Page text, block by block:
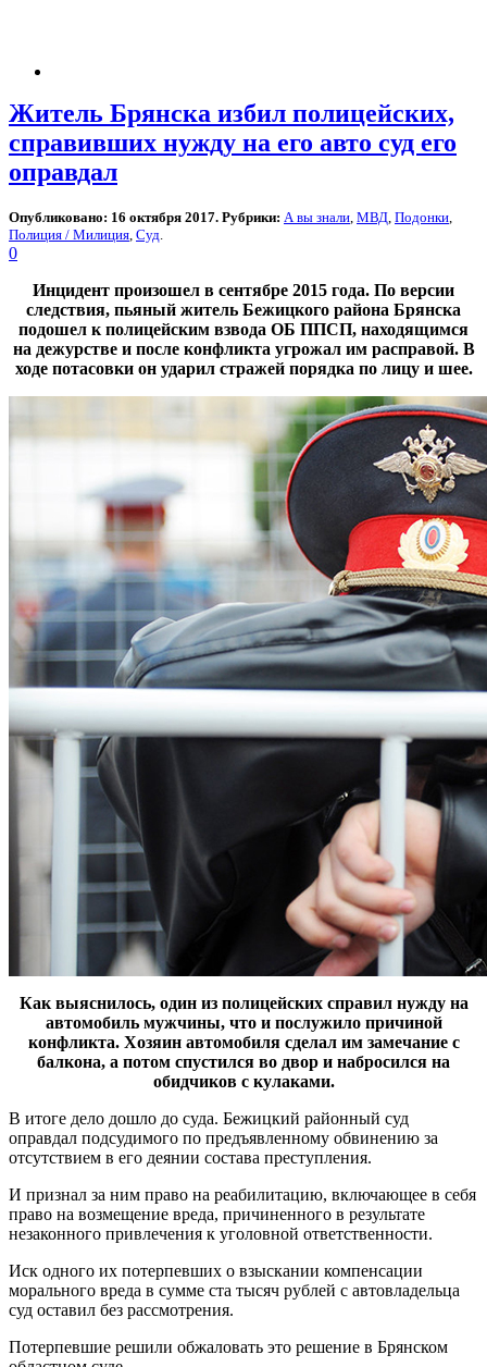
Житель Брянска избил полицейских,
справивших нужду на его авто суд его
оправдал
Опубликовано: 16 октября 2017. Рубрики: А вы знали МВД Подонки
Полиция / Милиция Суд
0
Инцидент произошел в сентябре 2015 года. По версии
следствия, пьяный житель Бежицкого района Брянска
подошел к полицейским взвода ОБ ППСП, находящимся
на дежурстве и после конфликта угрожал им расправой. В
ходе потасовки он ударил стражей порядка по лицу и шее.
Как выяснилось, один из полицейских справил нужду на
автомобиль мужчины, что и послужило причиной
конфликта. Хозяин автомобиля сделал им замечание с
балкона, а потом спустился во двор и набросился на
обидчиков с кулаками.
В итоге дело дошло до суда. Бежицкий районный суд
оправдал подсудимого по предъявленному обвинению за
отсутствием в его деянии состава преступления.
И признал за ним право на реабилитацию, включающее в себя
право на возмещение вреда, причиненного в результате
незаконного привлечения к уголовной ответственности.
Иск одного их потерпевших о взыскании компенсации
морального вреда в сумме ста тысяч рублей с автовладельца
суд оставил без рассмотрения.
Потерпевшие решили обжаловать это решение в Брянском